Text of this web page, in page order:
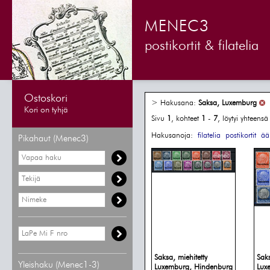
MENEC3
postikortit & filatelia
Ostoskori
Kori on tyhjä
Pikahaut (Menec3)
Yleishaku (Menec1-3)
> Hakusana: Saksa, Luxemburg
Sivu 1 , kohteet 1 - 7, löytyi yhteensä
Hakusanoja: filatelia postikortit
Saksa, miehitetty
Luxemburg, Hindenburg